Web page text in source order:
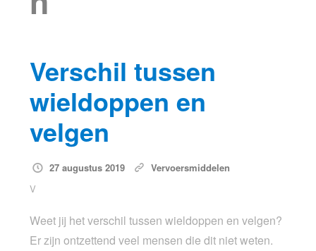
Verschil tussen
wieldoppen en
velgen
27 augustus 2019
Vervoersmiddelen
V
Weet jij het verschil tussen wieldoppen en velgen?
Er zijn ontzettend veel mensen die dit niet weten.